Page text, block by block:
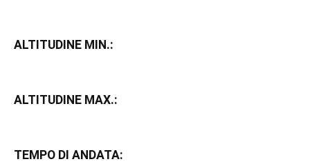
ALTITUDINE MIN.:
ALTITUDINE MAX.:
TEMPO DI ANDATA: